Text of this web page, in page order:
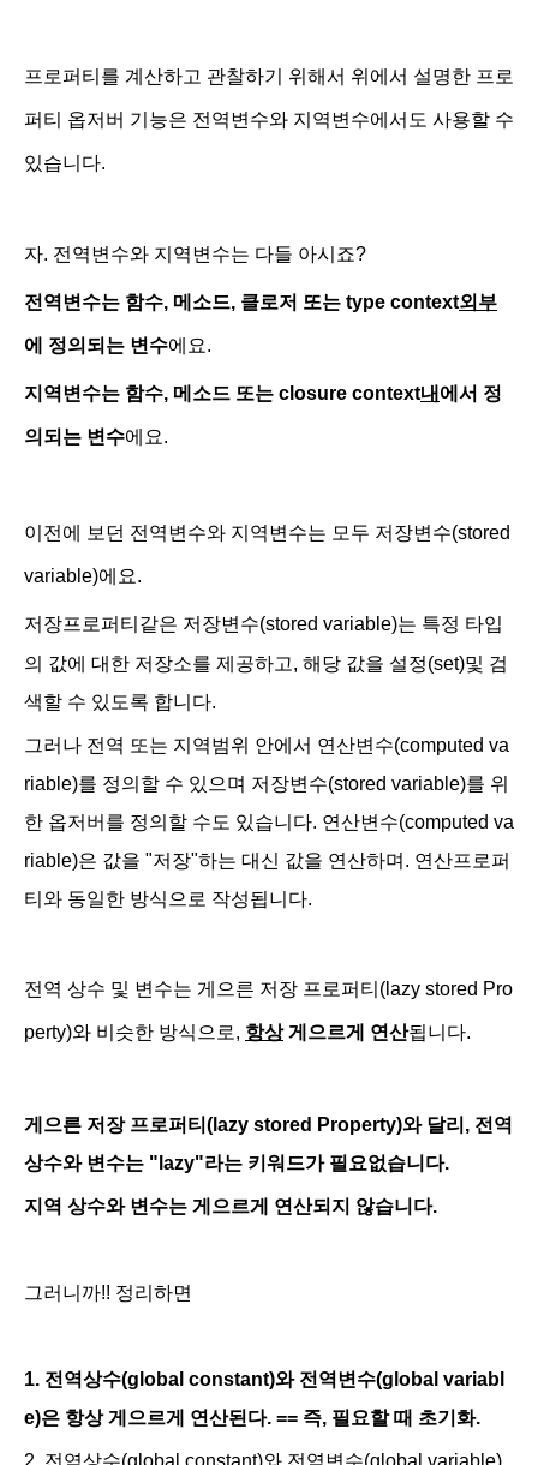
프로퍼티를 계산하고 관찰하기 위해서 위에서 설명한 프로
퍼티 옵저버 기능은 전역변수와 지역변수에서도 사용할 수
있습니다.
자. 전역변수와 지역변수는 다들 아시죠?
전역변수는 함수, 메소드, 클로저 또는 type context외부
에 정의되는 변수에요.
지역변수는 함수, 메소드 또는 closure context내 에서 정
의되는 변수에요.
이전에 보던 전역변수와 지역변수는 모두 저장변수(stored
variable)에요.
저장프로퍼티같은 저장변수(stored variable)는 특정 타입
의 값에 대한 저장소를 제공하고, 해당 값을 설정(set)및 검
색할 수 있도록 합니다.
그러나 전역 또는 지역범위 안에서 연산변수(computed va
riable)를 정의할 수 있으며 저장변수(stored variable)를 위
한 옵저버를 정의할 수도 있습니다. 연산변수(computed va
riable)은 값을 "저장"하는 대신 값을 연산하며. 연산프로퍼
티와 동일한 방식으로 작성됩니다.
전역 상수 및 변수는 게으른 저장 프로퍼티(lazy stored Pro
perty)와 비슷한 방식으로, 항상게으르게 연산됩니다.
게으른 저장 프로퍼티(lazy stored Property)와 달리, 전역
상수와 변수는 "lazy"라는 키워드가 필요없습니다.
지역 상수와 변수는 게으르게 연산되지 않습니다.
그러니까!! 정리하면
1. 전역상수(global constant)와 전역변수(global variabl
e)은 항상 게으르게 연산된다. == 즉, 필요할 때 초기화.